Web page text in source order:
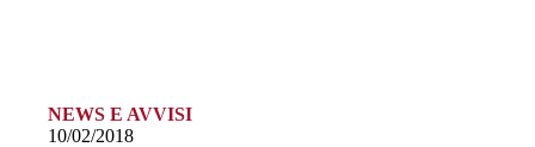
NEWS E AVVISI
10/02/2018